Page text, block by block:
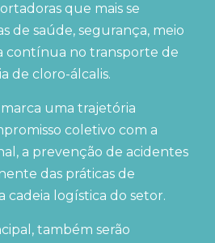
que mais se
de saúde, segurança, meio
contínua no transporte de
de cloro-álcalis.
uma trajetória
coletivo com a
a prevenção de acidentes
das práticas de
cadeia logística do setor.
também serão